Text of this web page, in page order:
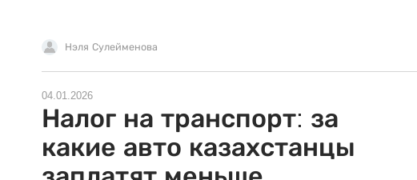
Нэля Сулейменова
04.01.2026
Налог на транспорт: за
какие авто казахстанцы